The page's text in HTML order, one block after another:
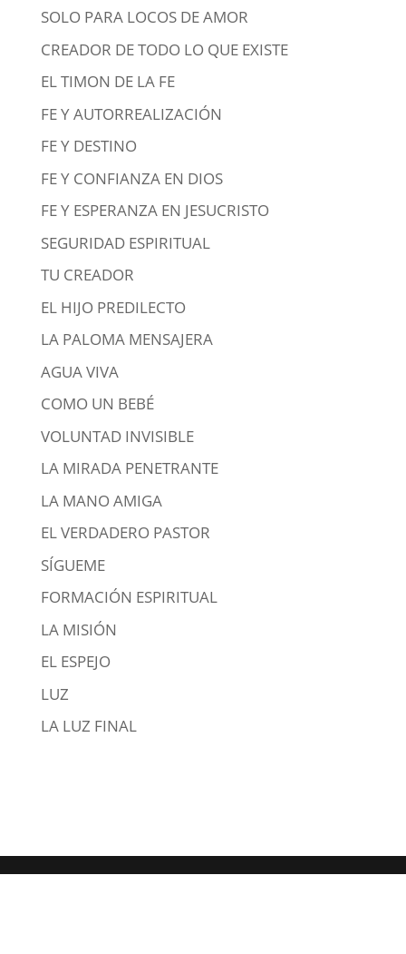
SOLO PARA LOCOS DE AMOR
CREADOR DE TODO LO QUE EXISTE
EL TIMON DE LA FE
FE Y AUTORREALIZACIÓN
FE Y DESTINO
FE Y CONFIANZA EN DIOS
FE Y ESPERANZA EN JESUCRISTO
SEGURIDAD ESPIRITUAL
TU CREADOR
EL HIJO PREDILECTO
LA PALOMA MENSAJERA
AGUA VIVA
COMO UN BEBÉ
VOLUNTAD INVISIBLE
LA MIRADA PENETRANTE
LA MANO AMIGA
EL VERDADERO PASTOR
SÍGUEME
FORMACIÓN ESPIRITUAL
LA MISIÓN
EL ESPEJO
LUZ
LA LUZ FINAL